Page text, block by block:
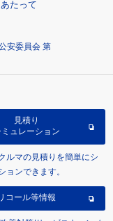
たって
安委員会 第
見積り
ミュレーション
ルマの見積りを簡単にシ
ョンできます。
コール等情報